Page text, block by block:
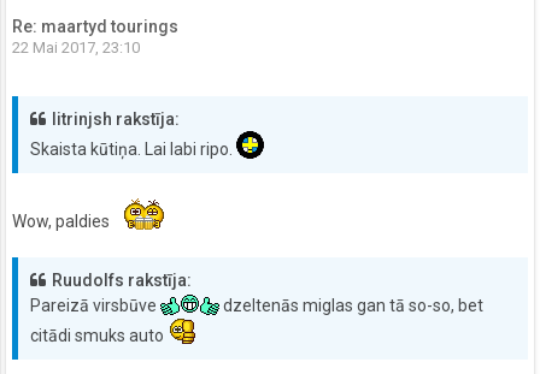
Re: maartyd tourings
22 Mai 2017, 23:10
litrinjsh rakstīja:
Skaista kūtiņa. Lai labi ripo.
Wow, paldies
Ruudolfs rakstīja:
Pareizā virsbūve
dzeltenās miglas gan tā so-so, bet
citādi smuks auto